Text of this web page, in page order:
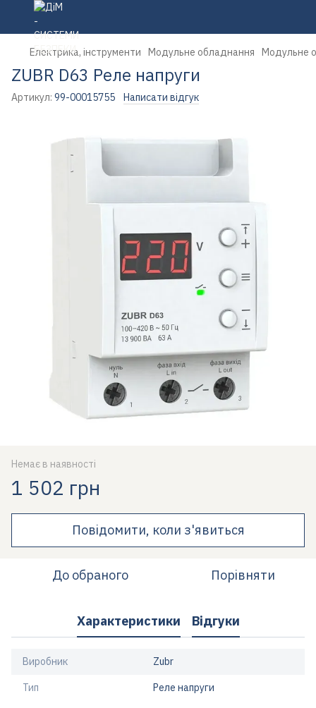
Електрика, інструменти Модульне обладнання Модульне
ZUBR D63 Реле напруги
Артикул: 99-00015755 Написати відгук
Немає в наявності
1 502 грн
Повідомити, коли з'явиться
До обраного Порівняти
Характеристики Відгуки
Виробник Zubr
Тип Реле напруги